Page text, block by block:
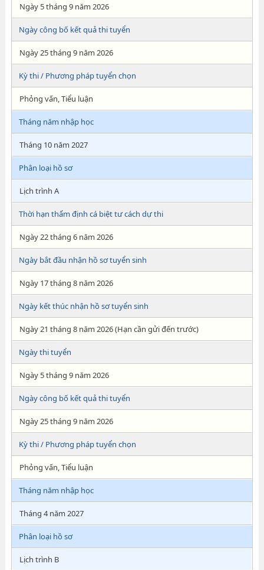
Ngày 5 tháng 9 năm 2026
Ngày công bố kết quả thi tuyển
Ngày 25 tháng 9 năm 2026
Kỳ thi / Phương pháp tuyển chọn
Phỏng vấn, Tiểu luận
Tháng năm nhập học
Tháng 10 năm 2027
Phân loại hồ sơ
Lịch trình A
Thời hạn thẩm định cá biệt tư cách dự thi
Ngày 22 tháng 6 năm 2026
Ngày bắt đầu nhận hồ sơ tuyển sinh
Ngày 17 tháng 8 năm 2026
Ngày kết thúc nhận hồ sơ tuyển sinh
Ngày 21 tháng 8 năm 2026 (Hạn cần gửi đến trước)
Ngày thi tuyển
Ngày 5 tháng 9 năm 2026
Ngày công bố kết quả thi tuyển
Ngày 25 tháng 9 năm 2026
Kỳ thi / Phương pháp tuyển chọn
Phỏng vấn, Tiểu luận
Tháng năm nhập học
Tháng 4 năm 2027
Phân loại hồ sơ
Lịch trình B